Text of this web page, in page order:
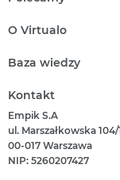
Audiobooki
EPrasa
Podaruj Prezent
Ebooki Na Kindle
Nasze Ceny
Nowości
O Virtualo
O Nas
Regulamin Zakupów
Regulamin Punktów
Polityka Prywatności
Informacje Związane Z
Zgłoś Naruszenie Prawa
Baza wiedzy
Naucz Się Słuchać
Który Czytnik Wybrać?
Jak Czytać Ebooki?
Jak Czytać Więcej?
Kontakt
Empik S.A
ul. Marszałkowska 104/
00-017 Warszawa
NIP: 5260207427